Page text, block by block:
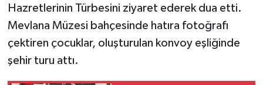
Hazretlerinin Türbesini ziyaret ederek dua etti.
Mevlana Müzesi bahçesinde hatıra fotoğrafı
çektiren çocuklar, oluşturulan konvoy eşliğinde
şehir turu attı.